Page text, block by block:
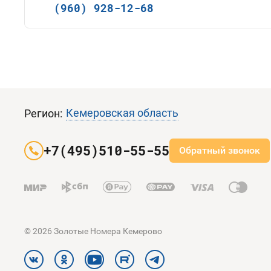
(960) 928-12-68
Регион: Кемеровская область
+7(495)510-55-55 Обратный звонок
© 2026 Золотые Номера Кемерово